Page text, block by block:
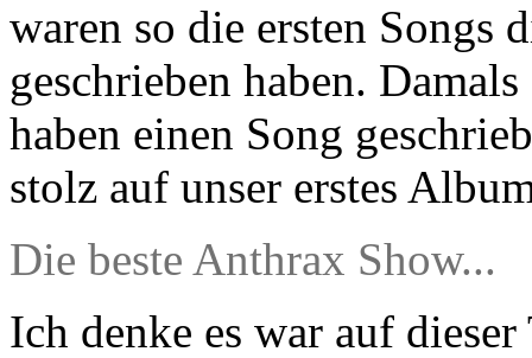
waren so die ersten
geschrieben haben.
haben einen Song
stolz auf unser erstes
Die beste Anthrax Show...
Ich denke es war auf